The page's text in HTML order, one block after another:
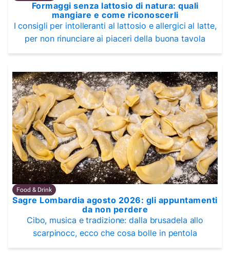
Formaggi senza lattosio di natura: quali
mangiare e come riconoscerli
I consigli per intolleranti al lattosio e allergici al latte,
per non rinunciare ai piaceri della buona tavola
Food & Drink
Sagre Lombardia agosto 2026: gli appuntamenti
da non perdere
Cibo, musica e tradizione: dalla brusadela allo
scarpinocc, ecco che cosa bolle in pentola